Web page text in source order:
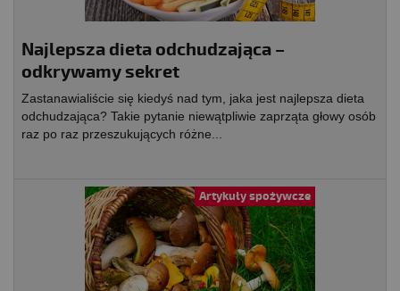
Najlepsza dieta odchudzająca –
odkrywamy sekret
Zastanawialiście się kiedyś nad tym, jaka jest najlepsza dieta
odchudzająca? Takie pytanie niewątpliwie zaprząta głowy osób
raz po raz przeszukujących różne...
Artykuły spożywcze